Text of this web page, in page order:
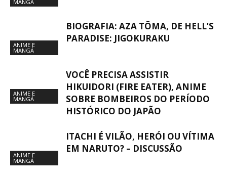
MANGÁ
ANIME E
MANGÁ
BIOGRAFIA: AZA TŌMA, DE HELL’S
PARADISE: JIGOKURAKU
ANIME E
MANGÁ
VOCÊ PRECISA ASSISTIR
HIKUIDORI (FIRE EATER), ANIME
SOBRE BOMBEIROS DO PERÍODO
HISTÓRICO DO JAPÃO
ANIME E
MANGÁ
ITACHI É VILÃO, HERÓI OU VÍTIMA
EM NARUTO? – DISCUSSÃO